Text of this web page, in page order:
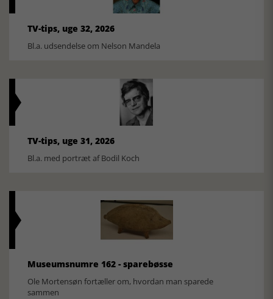
TV-tips, uge 32, 2026
Bl.a. udsendelse om Nelson Mandela
TV-tips, uge 31, 2026
Bl.a. med portræt af Bodil Koch
Museumsnumre 162 - sparebøsse
Ole Mortensøn fortæller om, hvordan man sparede
sammen